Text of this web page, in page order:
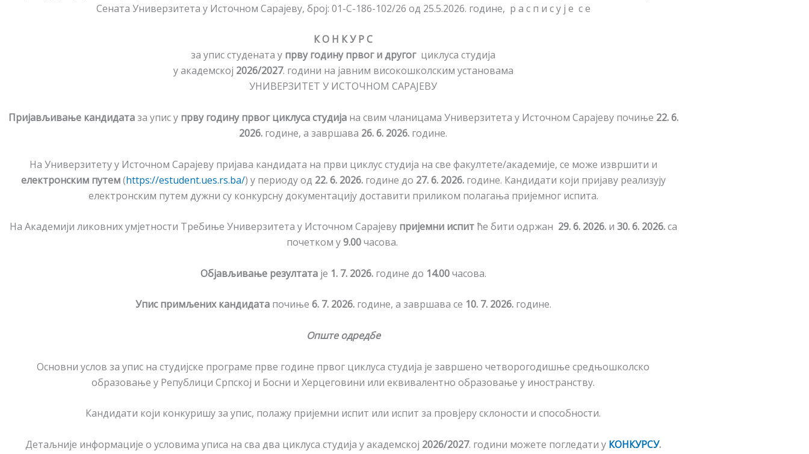
Сената Универзитета у Источном Сарајеву, број: 01-С-186-102/26 од 25.5.2026. године, р а с п и с у ј е с е
К О Н К У Р С
за упис студената у прву годину првог идругогциклуса студија
у академској 2026/2027. години на јавним високошколским установама
УНИВЕРЗИТЕТ У ИСТОЧНОМ САРАЈЕВУ
Пријављивање кандидатаза упис у прву годину првог циклуса студијана свим чланицама Универзитета у Источном Сарајеву почиње 22. 6.
2026. године, а завршава 26. 6. 2026. године.
На Универзитету у Источном Сарајеву пријава кандидата на први циклус студија на све факултете/академије, се може извршити и
електронским путем(https://estudent.ues.rs.ba/) у периоду од 22. 6. 2026. године до 27. 6. 2026. године. Кандидати који пријаву реализују
електронским путем дужни су конкурсну документацију доставити приликом полагања пријемног испита.
На Академији ликовних умјетности Требиње Универзитета у Источном Сарајевупријемни испитће бити одржан 29. 6. 2026. и 30. 6. 2026.са
почетком у9.00часова.
Објављивање резултатаје 1. 7. 2026.године до 14.00часова.
Упис примљених кандидатапочиње 6. 7. 2026.године, а завршава се 10. 7. 2026.године.
Опште одредбе
Основни услов за упис на студијске програме прве године првог циклуса студија је завршено четворогодишње средњошколско
образовање у Републици Српској и Босни и Херцеговини или еквивалентно образовање у иностранству.
Кандидати који конкуришу за упис, полажу пријемни испит или испит за провјеру склоности и способности.
Детаљније информације о условима уписа на сва два циклуса студија у академској 2026/2027. години можете погледати у КОНКУРСУ.